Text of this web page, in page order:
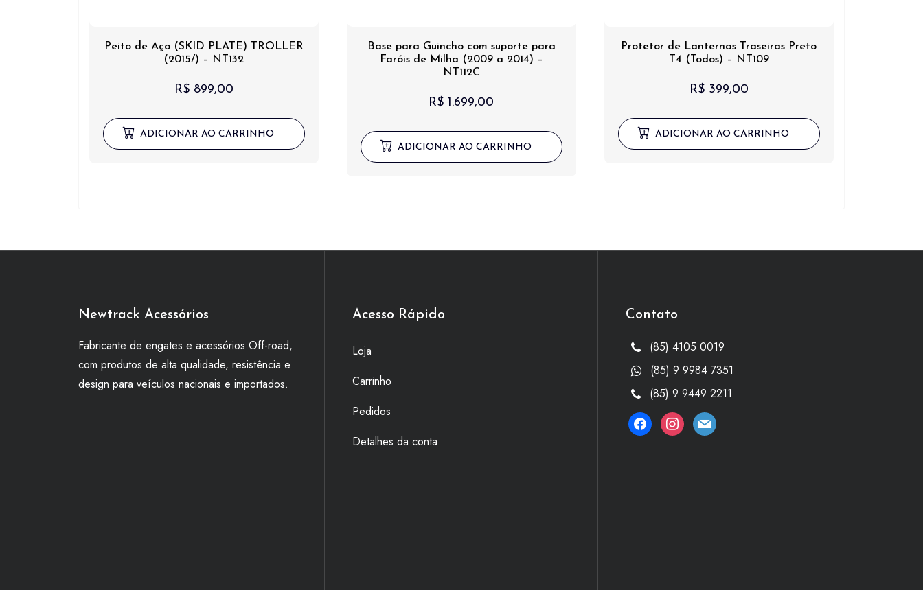
Peito de Aço (SKID PLATE) TROLLER
(2015/) – NT132
R$899,00
ADICIONAR AO CARRINHO
Base para Guincho com suporte para
Faróis de Milha (2009 a 2014) –
NT112C
R$ 1.699,00
ADICIONAR AO CARRINHO
Protetor de Lanternas Traseiras Preto
T4 (Todos) – NT109
R$399,00
ADICIONAR AO CARRINHO
Newtrack Acessórios
Fabricante de engates e acessórios Off-road,
com produtos de alta qualidade, resistência e
design para veículos nacionais e importados.
Acesso Rápido
Loja
Carrinho
Pedidos
Detalhes da conta
Contato
(85) 4105 0019
(85) 9 9984 7351
(85) 9 9449 2211
facebookinstagram
mail